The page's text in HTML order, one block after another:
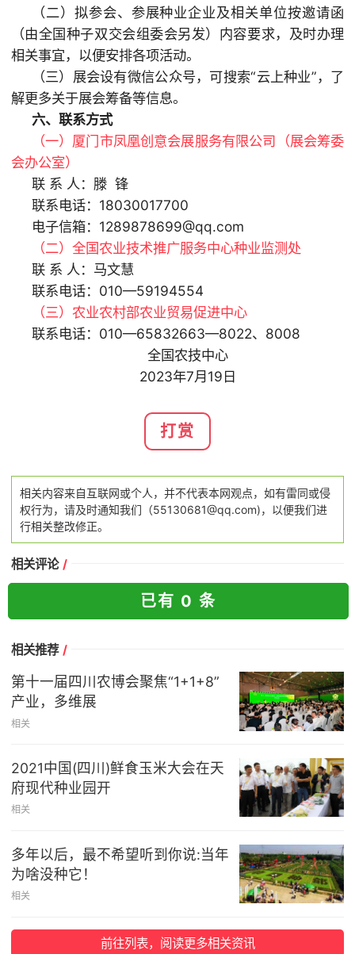
（二）拟参会、参展种业企业及相关单位按邀请函
（由全国种子双交会组委会另发）内容要求，及时办理
相关事宜，以便安排各项活动。
（三）展会设有微信公众号，可搜索“云上种业”，了
解更多关于展会筹备等信息。
六、联系方式
（一）厦门市凤凰创意会展服务有限公司（展会筹委
会办公室）
联 系 人：滕 锋
联系电话：18030017700
电子信箱：1289878699@qq.com
（二）全国农业技术推广服务中心种业监测处
联 系 人：马文慧
联系电话：010—59194554
（三）农业农村部农业贸易促进中心
联系电话：010—65832663—8022、8008
全国农技中心
2023年7月19日
打赏
相关内容来自互联网或个人，并不代表本网观点，如有雷同或侵
权行为，请及时通知我们（55130681@qq.com)，以便我们进
行相关整改修正。
相关评论 /
已有 0 条
相关推荐 /
第十一届四川农博会聚焦“1+1+8”
产业，多维展
相关
2021中国(四川)鲜食玉米大会在天
府现代种业园开
相关
多年以后，最不希望听到你说:当年
为啥没种它！
相关
前往列表，阅读更多相关资讯